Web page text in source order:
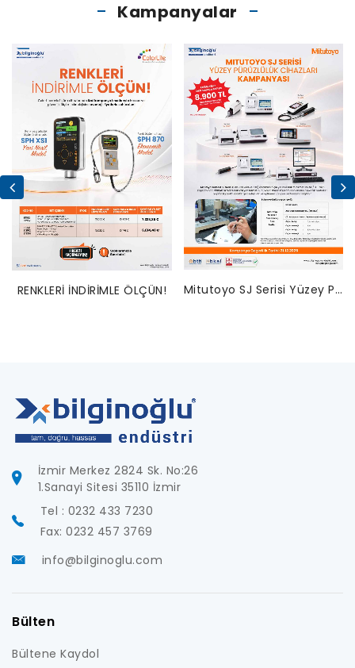
Kampanyalar
RENKLERİ İNDİRİMLE ÖLÇÜN! Mitutoyo SJ Serisi Yüzey Pürüzlülük Cihazları Bakım Kampanyası
İzmir Merkez 2824 Sk. No:26
1.Sanayi Sitesi 35110 İzmir
Tel : 0232 433 7230
Fax: 0232 457 3769
info@bilginoglu.com
Bülten
Bültene Kaydol